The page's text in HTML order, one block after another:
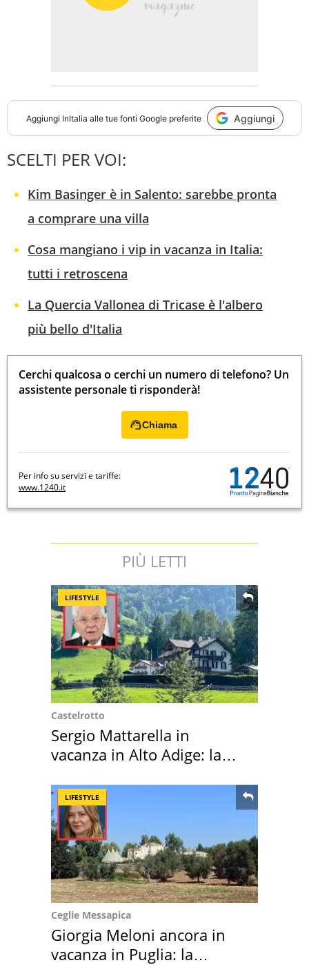
Aggiungi InItalia alle tue fonti Google preferite Aggiungi
SCELTI PER VOI:
Kim Basinger è in Salento: sarebbe pronta
a comprare una villa
Cosa mangiano i vip in vacanza in Italia:
tutti i retroscena
La Quercia Vallonea di Tricase è l'albero
più bello d'Italia
Cerchi qualcosa o cerchi un numero di telefono? Un
assistente personale ti risponderà!
Chiama
Per info su servizi e tariffe:
www.1240.it
PIÙ LETTI
LIFESTYLE
Castelrotto
Sergio Mattarella in
vacanza in Alto Adige: la
LIFESTYLE
Ceglie Messapica
Giorgia Meloni ancora in
vacanza in Puglia: la